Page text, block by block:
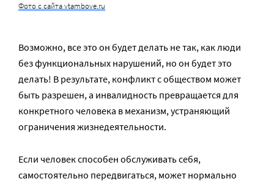
Фото с сайта vtambove.ru
Возможно, все это он будет делать не так, как люди
без функциональных нарушений, но он будет это
делать! В результате, конфликт с обществом может
быть разрешен, а инвалидность превращается для
конкретного человека в механизм, устраняющий
ограничения жизнедеятельности.
Если человек способен обслуживать себя,
самостоятельно передвигаться, может нормально